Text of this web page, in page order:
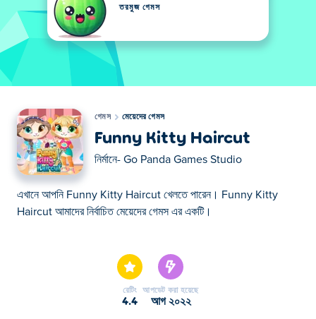
তরমুজ গেমস
গেমস মেয়েদের গেমস
Funny Kitty Haircut
নির্মানে- Go Panda Games Studio
এখানে আপনি Funny Kitty Haircut খেলতে পারেন। Funny Kitty
Haircut আমাদের নির্বাচিত মেয়েদের গেমস এর একটি।
রেটিং
4.4
আপডেট করা হয়েছে
আগ ২০২২